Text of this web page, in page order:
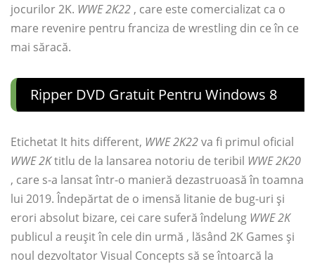
jocurilor 2K. WWE 2K22 , care este comercializat ca o
mare revenire pentru franciza de wrestling din ce în ce
mai săracă.
Ripper DVD Gratuit Pentru Windows 8
Etichetat It hits different, WWE 2K22va fi primul oficial
WWE 2Ktitlu de la lansarea notoriu de teribil WWE 2K20
, care s-a lansat într-o manieră dezastruoasă în toamna
lui 2019. Îndepărtat de o imensă litanie de bug-uri și
erori absolut bizare, cei care suferă îndelung WWE 2K
publicul a reușit în cele din urmă , lăsând 2K Games și
noul dezvoltator Visual Concepts să se întoarcă la